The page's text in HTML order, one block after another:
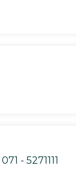
071 - 5271111